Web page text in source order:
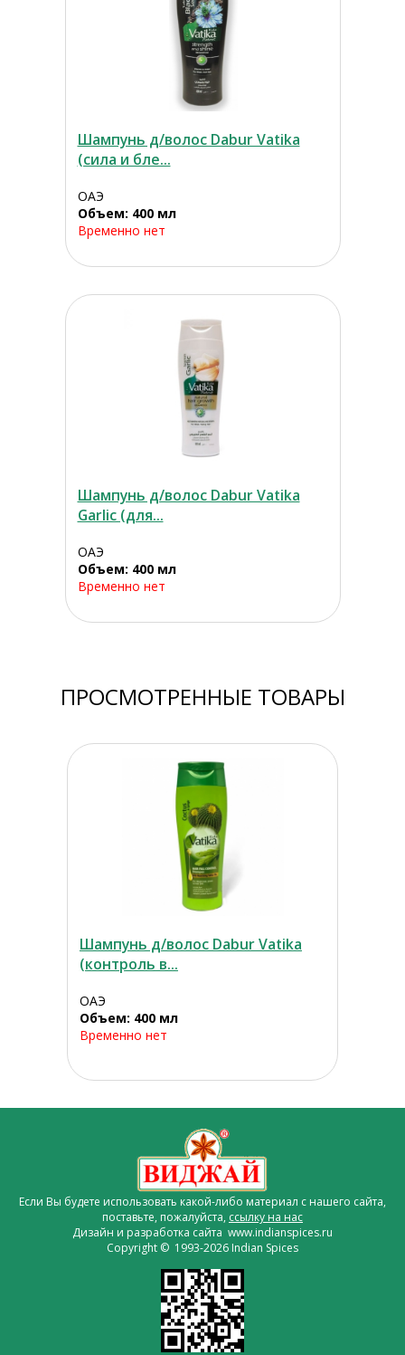
Шампунь д/волос Dabur Vatika
(сила и бле...
ОАЭ
Объем: 400 мл
Временно нет
Шампунь д/волос Dabur Vatika
Garlic (для...
ОАЭ
Объем: 400 мл
Временно нет
ПРОСМОТРЕННЫЕ ТОВАРЫ
Шампунь д/волос Dabur Vatika
(контроль в...
ОАЭ
Объем: 400 мл
Временно нет
Если Вы будете использовать какой-либо материал с нашего сайта,
поставьте, пожалуйста, ссылку на нас
Дизайн и разработка сайта www.indianspices.ru
Copyright © 1993-2026 Indian Spices